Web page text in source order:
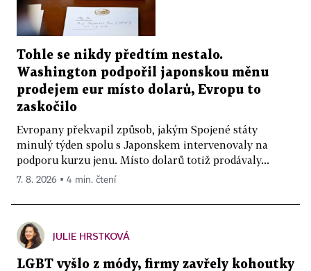
Tohle se nikdy předtím nestalo.
Washington podpořil japonskou měnu
prodejem eur místo dolarů, Evropu to
zaskočilo
Evropany překvapil způsob, jakým Spojené státy
minulý týden spolu s Japonskem intervenovaly na
podporu kurzu jenu. Místo dolarů totiž prodávaly...
7. 8. 2026 ▪ 4 min. čtení
JULIE HRSTKOVÁ
LGBT vyšlo z módy, firmy zavřely kohoutky